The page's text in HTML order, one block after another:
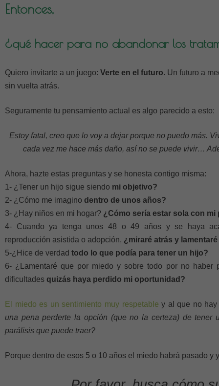
Entonces,
¿qué hacer para no abandonar los
Quiero invitarte a un juego: Verte en el futuro. Un futuro a
sin vuelta atrás.
Seguramente tu pensamiento actual es algo parecido a esto:
Estoy fatal, creo que lo voy a dejar porque no puedo más.
cada vez me hace más daño, así no se puede vivir…
Ahora, hazte estas preguntas y se honesta contigo misma:
1- ¿Tener un hijo sigue siendo mi objetivo?
2- ¿Cómo me imagino dentro de unos años?
3- ¿Hay niños en mi hogar? ¿Cómo sería estar sola con mi
4- Cuando ya tenga unos 48 o 49 años y se haya
reproducción asistida o adopción, ¿miraré atrás y
5-¿Hice de verdad todo lo que podía para tener un hijo?
6- ¿Lamentaré que por miedo y sobre todo por no haber
dificultades quizás haya perdido mi oportunidad?
El miedo es un sentimiento muy respetable y al que no
una pena perderte la opción (que no la certeza) de tener
parálisis que puede traer?
Porque dentro de esos 5 o 10 años el miedo habrá pasado y